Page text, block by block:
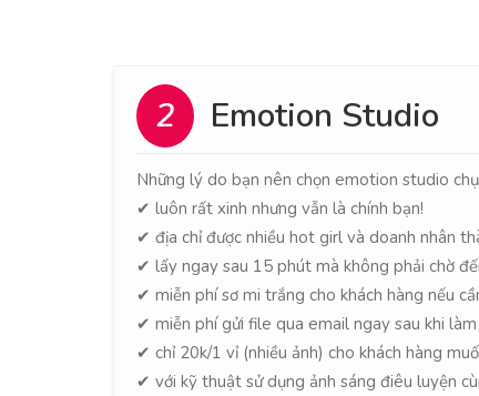
2 Emotion Studio
Những lý do bạn nên chọn emotion studio
✔ luôn rất xinh nhưng vẫn là chính bạn!
✔ địa chỉ được nhiều hot girl và doanh nhân
✔ lấy ngay sau 15 phút mà không phải chờ
✔ miễn phí sơ mi trắng cho khách hàng nếu
✔ miễn phí gửi file qua email ngay sau khi
✔ chỉ 20k/1 vỉ (nhiều ảnh) cho khách hàng
✔ với kỹ thuật sử dụng ảnh sáng điêu luyện